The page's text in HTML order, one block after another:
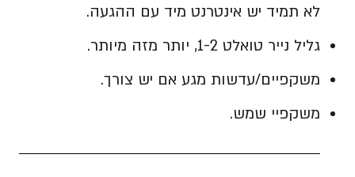
לא תמיד יש אינטרנט מיד עם ההגעה.
גליל נייר טואלט 1-2, יותר מזה מיותר.
משקפיים/עדשות מגע אם יש צורך.
משקפיי שמש.